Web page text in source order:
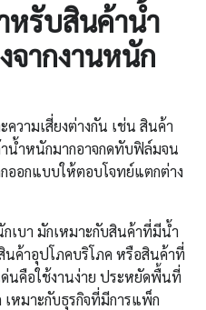
หรับสินค้าน้ำ
จากงานหนัก
วามเสี่ยงต่างกัน เช่น สินค้า
น้ำหนักมากอาจกดทับฟิล์มจน
ออกแบบให้ตอบโจทย์แตกต่าง
เบา มักเหมาะกับสินค้าที่มีน้ำ
นค้าอุปโภคบริโภค หรือสินค้าที่
นคือใช้งานง่าย ประหยัดพื้นที่
หมาะกับธุรกิจที่มีการแพ็ก